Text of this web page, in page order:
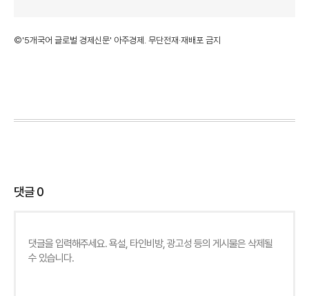
©'5개국어 글로벌 경제신문' 아주경제. 무단전재·재배포 금지
댓글0